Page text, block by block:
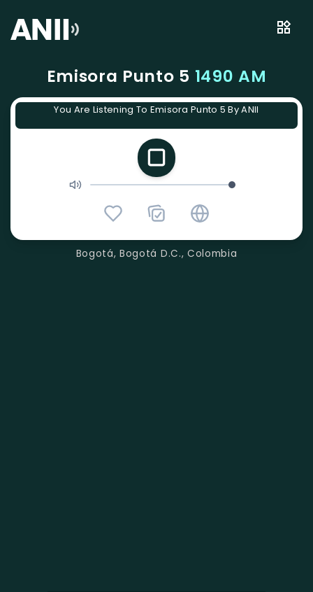
Emisora Punto 5 1490 AM
You Are Listening To Emisora Punto 5 By ANII
Bogotá, Bogotá D.C., Colombia